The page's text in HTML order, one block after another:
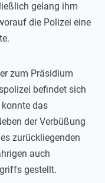
gelang ihm
die Polizei eine
zum Präsidium
befindet sich
das
der Verbüßung
zurückliegenden
auch
gestellt.